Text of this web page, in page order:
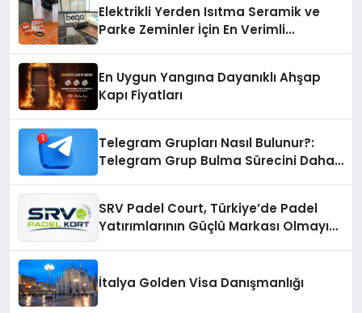
Elektrikli Yerden Isıtma Seramik ve
Parke Zeminler İçin En Verimli
En Uygun Yangına Dayanıklı Ahşap
Kapı Fiyatları
Telegram Grupları Nasıl Bulunur?:
Telegram Grup Bulma Sürecini Daha
SRV Padel Court, Türkiye’de Padel
Yatırımlarının Güçlü Markası Olmayı
İtalya Golden Visa Danışmanlığı